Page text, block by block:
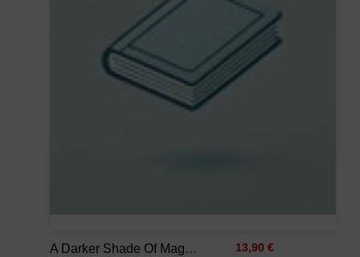
A Darker Shade Of Magic 02. A Gathering Of Shadows: V. E. Schwab
13,90 €